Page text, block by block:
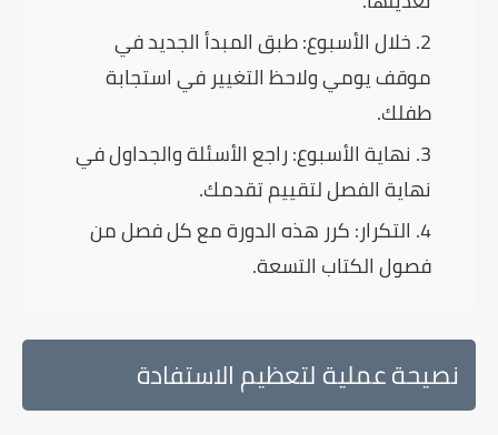
خلال الأسبوع:طبق المبدأ الجديد في
موقف يومي ولاحظ التغيير في استجابة
طفلك.
نهاية الأسبوع:راجع الأسئلة والجداول في
نهاية الفصل لتقييم تقدمك.
التكرار:كرر هذه الدورة مع كل فصل من
فصول الكتاب التسعة.
نصيحة عملية لتعظيم الاستفادة